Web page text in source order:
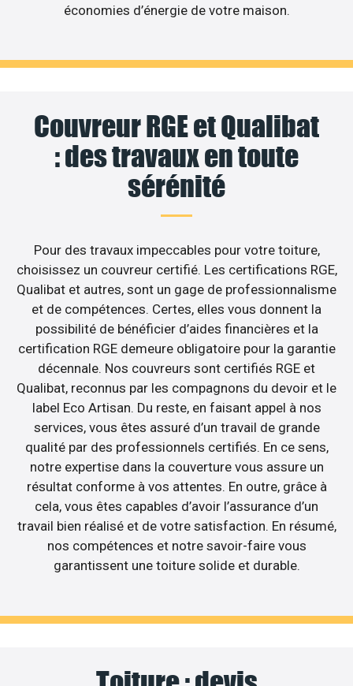
économies d’énergie de votre maison.
Couvreur RGE et Qualibat
: des travaux en toute
sérénité
Pour des travaux impeccables pour votre toiture,
choisissez un couvreur certifié. Les certifications RGE,
Qualibat et autres, sont un gage de professionnalisme
et de compétences. Certes, elles vous donnent la
possibilité de bénéficier d’aides financières et la
certification RGE demeure obligatoire pour la garantie
décennale. Nos couvreurs sont certifiés RGE et
Qualibat, reconnus par les compagnons du devoir et le
label Eco Artisan. Du reste, en faisant appel à nos
services, vous êtes assuré d’un travail de grande
qualité par des professionnels certifiés. En ce sens,
notre expertise dans la couverture vous assure un
résultat conforme à vos attentes. En outre, grâce à
cela, vous êtes capables d’avoir l’assurance d’un
travail bien réalisé et de votre satisfaction. En résumé,
nos compétences et notre savoir-faire vous
garantissent une toiture solide et durable.